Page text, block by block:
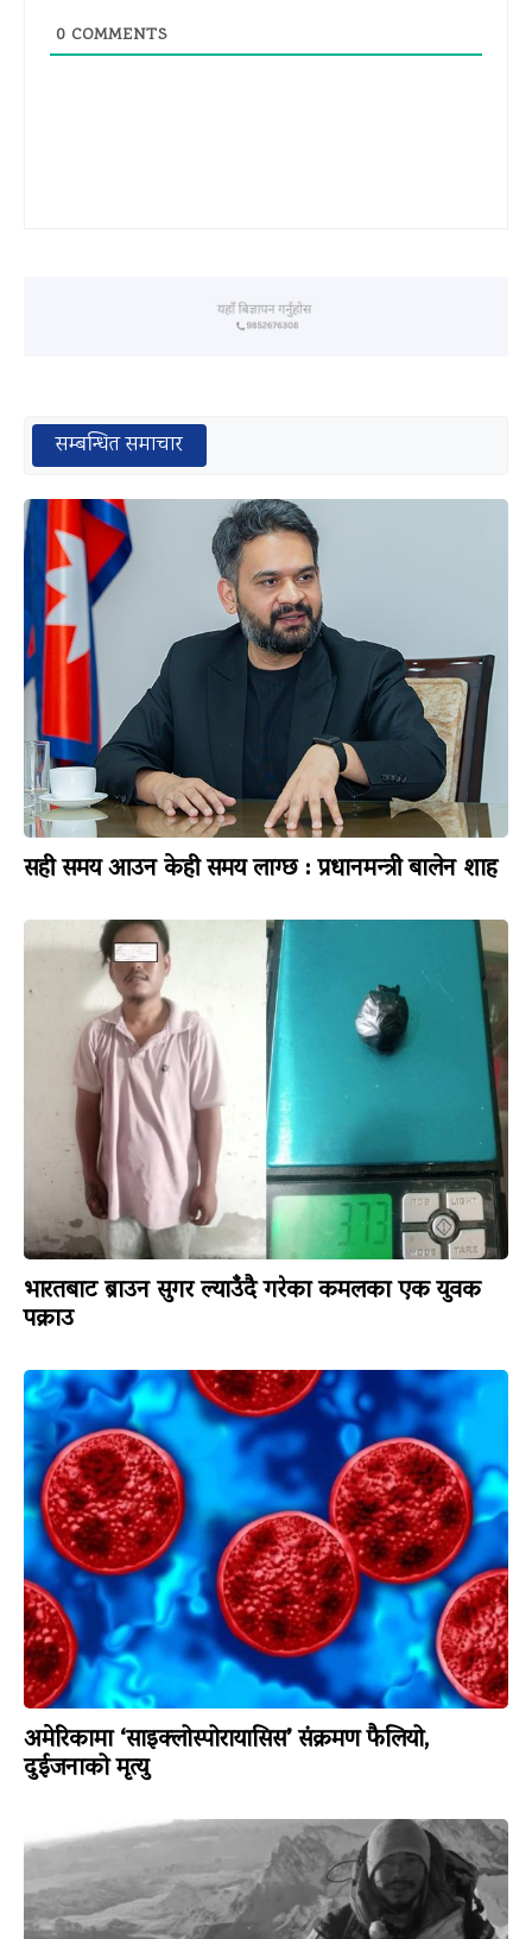
0 COMMENTS
सम्बन्धित समाचार
सही समय आउन केही समय लाग्छ : प्रधानमन्त्री बालेन शाह
भारतबाट ब्राउन सुगर ल्याउँदै गरेका कमलका एक युवक
पक्राउ
अमेरिकामा ‘साइक्लोस्पोरायासिस’ संक्रमण फैलियो,
दुईजनाको मृत्यु